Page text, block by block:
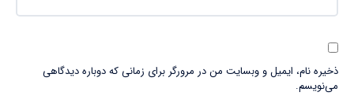
ذخیره نام، ایمیل و وبسایت من در مرورگر برای زمانی که دوباره دیدگاهی
می‌نویسم.